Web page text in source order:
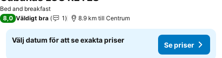
Bed and breakfast
8,0 Väldigt bra 1 8.9 km till Centrum
Välj datum för att se exakta priser
Se priser